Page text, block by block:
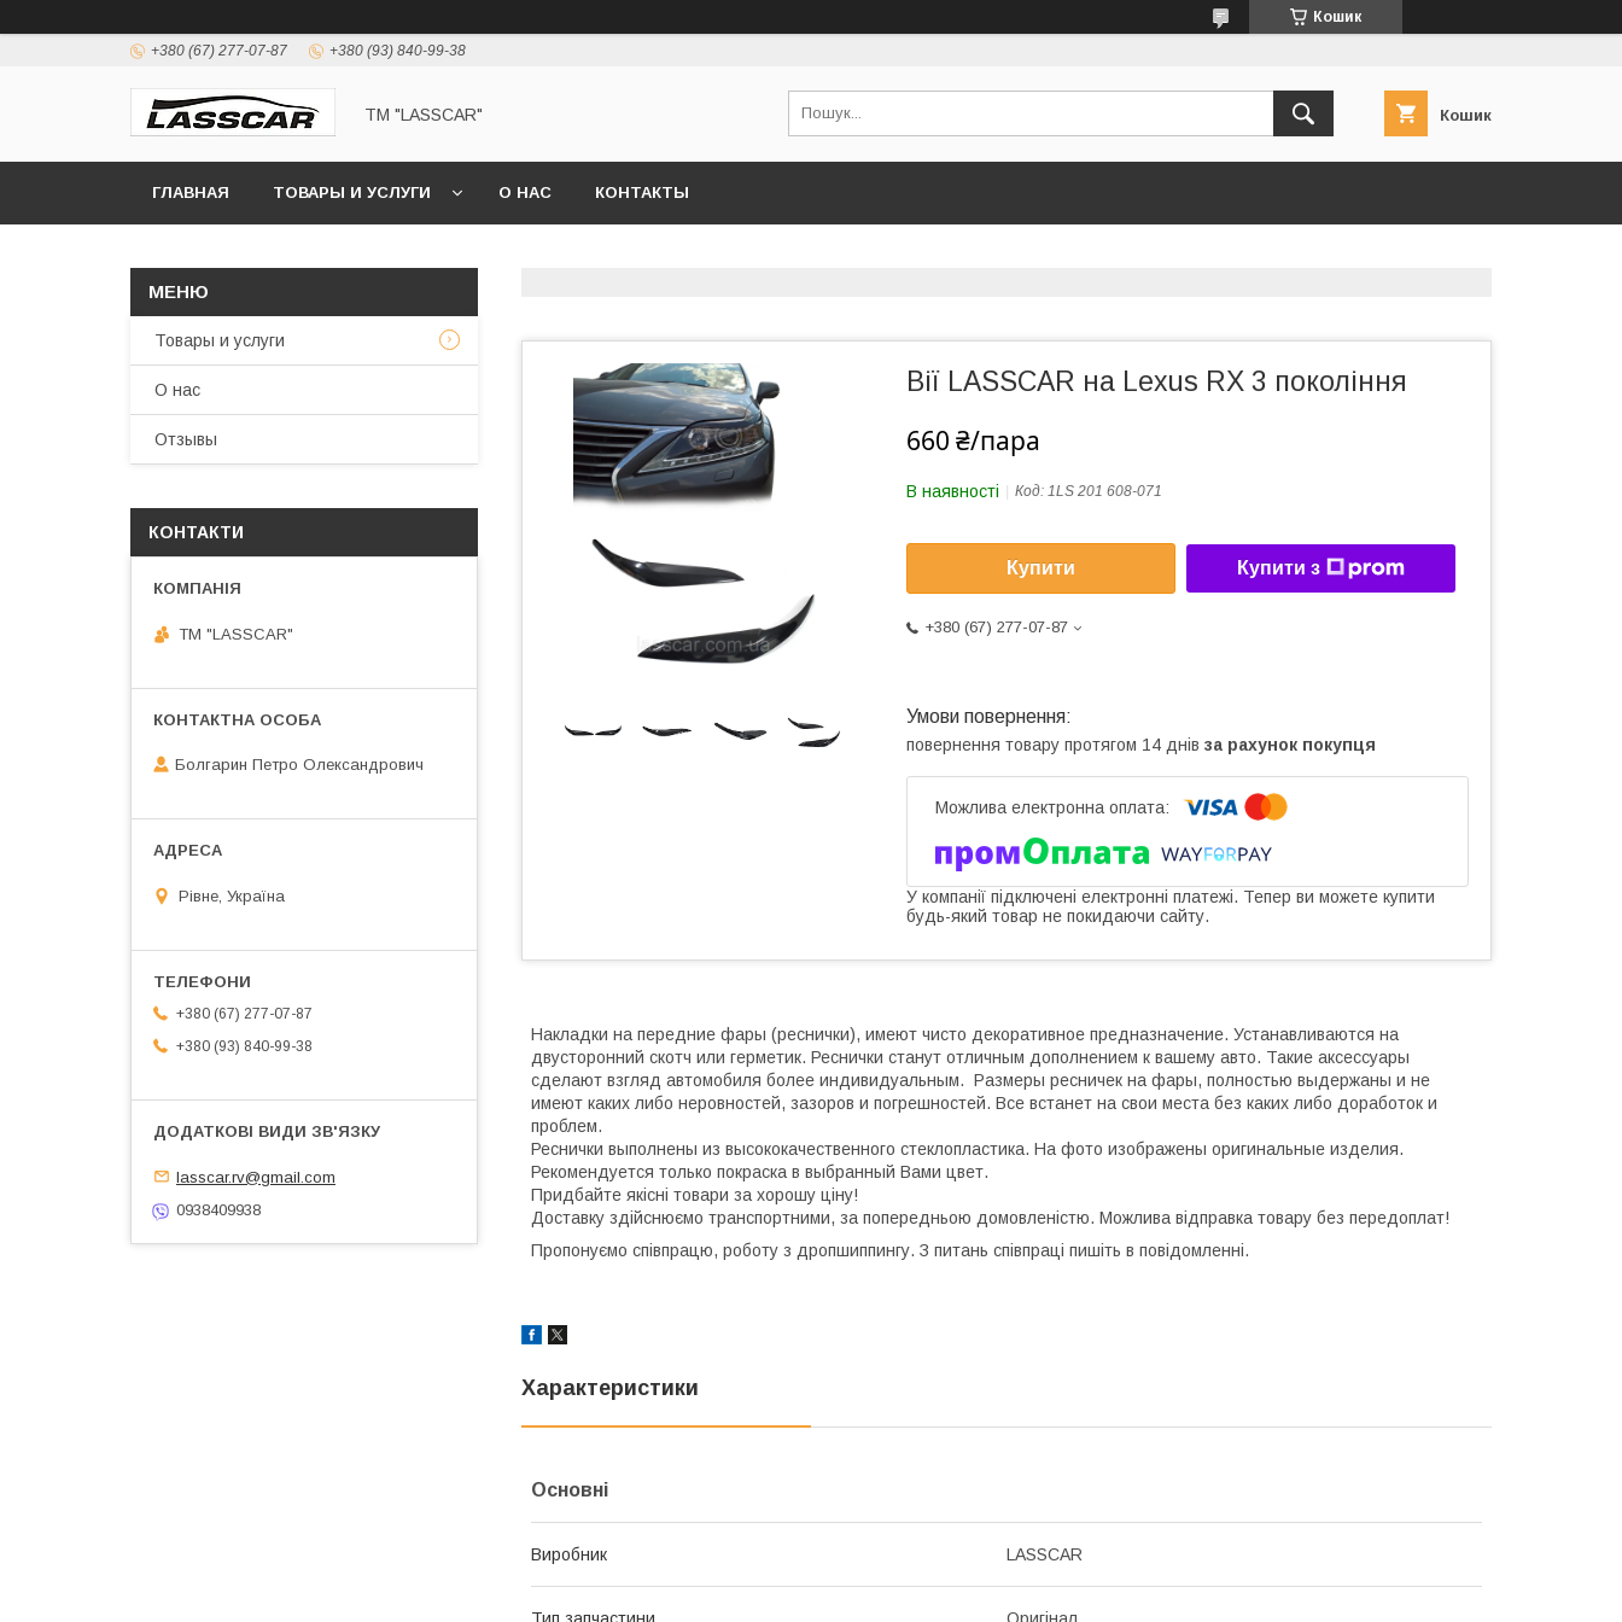
Кошик
+380 (67) 277-07-87 +380 (93) 840-99-38
ТМ "LASSCAR" Кошик
ГЛАВНАЯ ТОВАРЫ И УСЛУГИ О НАС КОНТАКТЫ
Вії LASSCAR на Lexus RX 3 покоління
660 ₴/пара
В наявності Код: 1LS 201 608-071
Купити Купити з
+380 (67) 277-07-87
повернення товару протягом 14 днів за рахунок покупця
У компанії підключені електронні платежі. Тепер ви можете купити
будь-який товар не покидаючи сайту.
Накладки на передние фары (реснички), имеют чисто декоративное предназначение. Устанавливаются на
двусторонний скотч или герметик. Реснички станут отличным дополнением к вашему авто. Такие аксессуары
сделают взгляд автомобиля более индивидуальным. Размеры ресничек на фары, полностью выдержаны и не
имеют каких либо неровностей, зазоров и погрешностей. Все встанет на свои места без каких либо доработок и
проблем.
Реснички выполнены из высококачественного стеклопластика. На фото изображены оригинальные изделия.
Рекомендуется только покраска в выбранный Вами цвет.
Придбайте якісні товари за хорошу ціну!
Доставку здійснюємо транспортними, за попередньою домовленістю. Можлива відправка товару без передоплат!
Пропонуємо співпрацю, роботу з дропшиппингу. З питань співпраці пишіть в повідомленні.
Характеристики
Основні
Виробник LASSCAR
Тип запчастини Оригінал
Товары и услуги
О нас
Отзывы
КОНТАКТИ
ТМ "LASSCAR"
Болгарин Петро Олександрович
Рівне, Україна
+380 (67) 277-07-87
+380 (93) 840-99-38
lasscar.rv@gmail.com
0938409938